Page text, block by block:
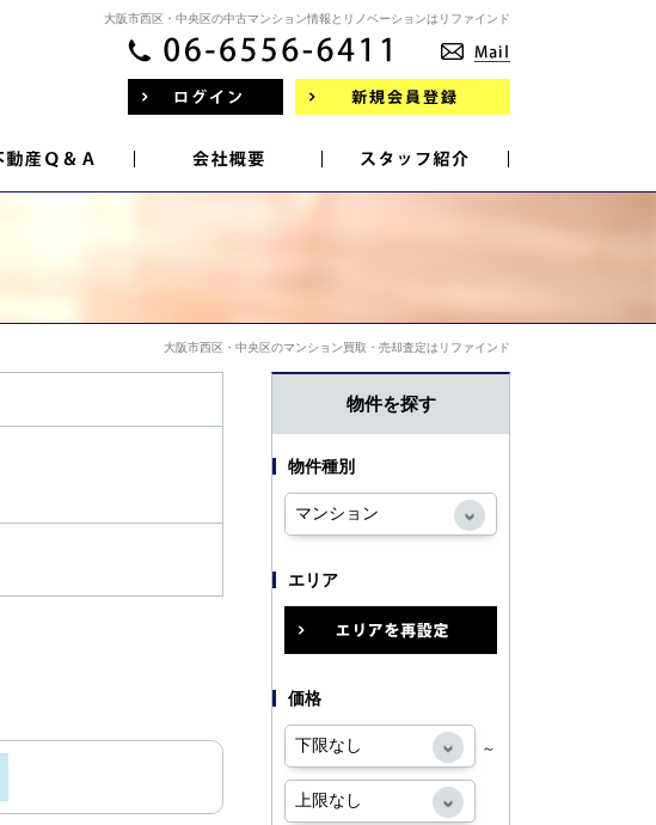
大阪市西区・中央区の中古マンション情報とリノベーションはリファインド
大阪市西区・中央区のマンション買取・売却査定はリファインド
物件を探す
物件種別
エリア
価格
～